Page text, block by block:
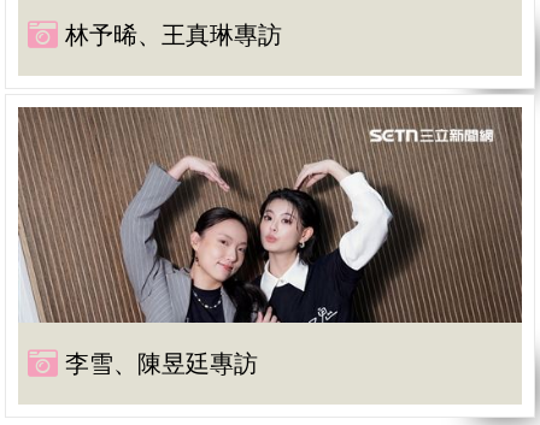
林予晞、王真琳專訪
李雪、陳昱廷專訪